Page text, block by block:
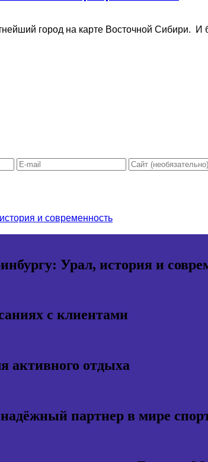
город на карте Восточной Сибири. И
и современность
Урал, история и
с клиентами
активного отдыха
партнер в мире